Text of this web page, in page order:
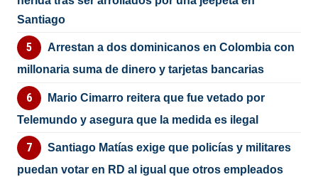
Santiago
Arrestan a dos dominicanos en Colombia con
millonaria suma de dinero y tarjetas bancarias
Mario Cimarro reitera que fue vetado por
Telemundo y asegura que la medida es ilegal
Santiago Matías exige que policías y militares
puedan votar en RD al igual que otros empleados